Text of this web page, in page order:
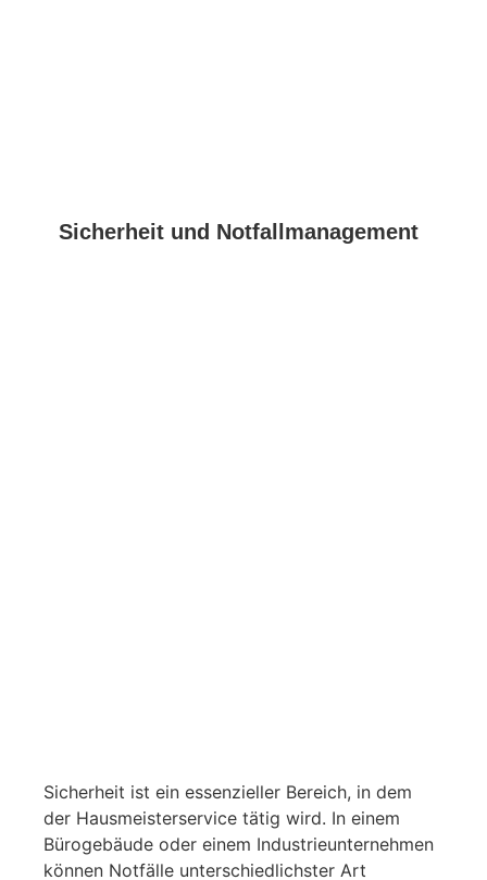
Sicherheit und Notfallmanagement
Sicherheit ist ein essenzieller Bereich, in dem
der Hausmeisterservice tätig wird. In einem
Bürogebäude oder einem Industrieunternehmen
können Notfälle unterschiedlichster Art